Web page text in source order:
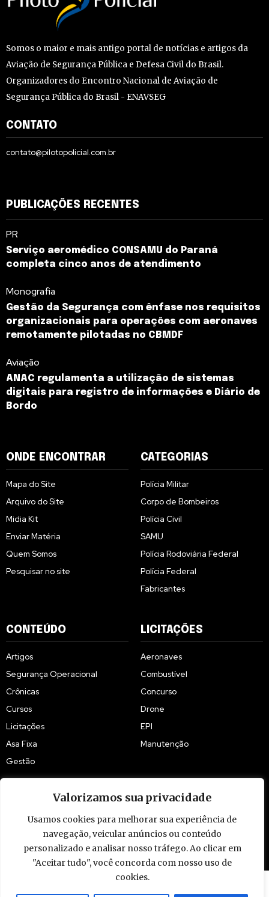
Valorizamos sua privacidade
Usamos cookies para melhorar sua experiência de
navegação, veicular anúncios ou conteúdo
personalizado e analisar nosso tráfego. Ao clicar em
"Aceitar tudo", você concorda com nosso uso de
cookies.
Somos o maior e mais antigo portal de notícias e artigos da
Aviação de Segurança Pública e Defesa Civil do Brasil.
Organizadores do Encontro Nacional de Aviação de
Segurança Pública do Brasil - ENAVSEG
CONTATO
contato@pilotopolicial.com.br
PUBLICAÇÕES RECENTES
PR
Serviço aeromédico CONSAMU do Paraná
completa cinco anos de atendimento
Monografia
Gestão da Segurança com ênfase nos requisitos
organizacionais para operações com aeronaves
remotamente pilotadas no CBMDF
Aviação
ANAC regulamenta a utilização de sistemas
digitais para registro de informações e Diário de
Bordo
ONDE ENCONTRAR
Mapa do Site
Arquivo do Site
Midia Kit
Enviar Matéria
Quem Somos
Pesquisar no site
CATEGORIAS
Polícia Militar
Corpo de Bombeiros
Polícia Civil
SAMU
Polícia Rodoviária Federal
Polícia Federal
Fabricantes
CONTEÚDO
Artigos
Segurança Operacional
Crônicas
Cursos
Licitações
Asa Fixa
Gestão
LICITAÇÕES
Aeronaves
Combustível
Concurso
Drone
EPI
Manutenção
© 2009 - 2026 Piloto Policial. Todos os direitos reservados. Brasil.